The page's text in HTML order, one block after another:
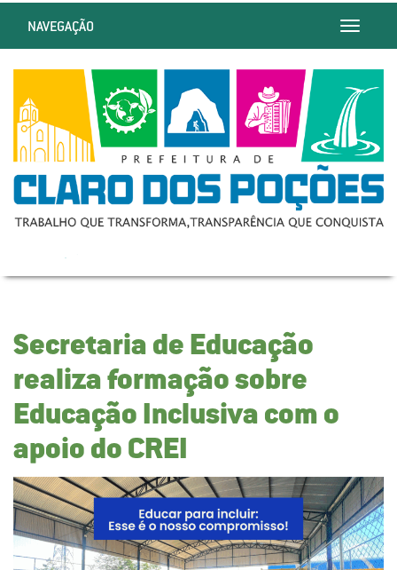
Toggle
NAVEGAÇÃO
Secretaria de Educação
realiza formação sobre
Educação Inclusiva com o
apoio do CREI